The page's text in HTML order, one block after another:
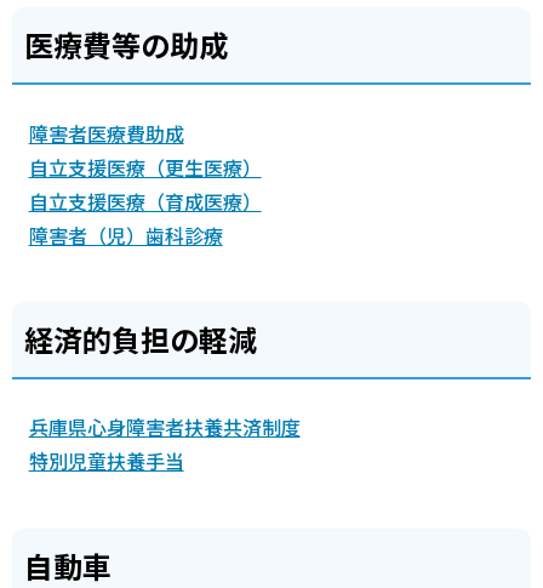
医療費等の助成
障害者医療費助成
自立支援医療（更生医療）
自立支援医療（育成医療）
障害者（児）歯科診療
経済的負担の軽減
兵庫県心身障害者扶養共済制度
特別児童扶養手当
自動車